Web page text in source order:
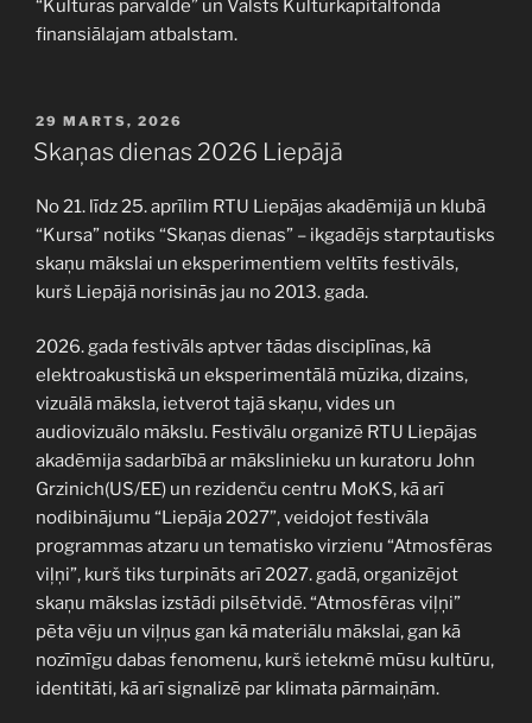
“Kultūras pārvalde” un Valsts Kultūrkapitālfonda
finansiālajam atbalstam.
PUBLICĒTS
29 MARTS, 2026
Skaņas dienas 2026 Liepājā
No 21. līdz 25. aprīlim RTU Liepājas akadēmijā un klubā
“Kursa” notiks “Skaņas dienas” – ikgadējs starptautisks
skaņu mākslai un eksperimentiem veltīts festivāls,
kurš Liepājā norisinās jau no 2013. gada.
2026. gada festivāls aptver tādas disciplīnas, kā
elektroakustiskā un eksperimentālā mūzika, dizains,
vizuālā māksla, ietverot tajā skaņu, vides un
audiovizuālo mākslu. Festivālu organizē RTU Liepājas
akadēmija sadarbībā ar mākslinieku un kuratoru John
Grzinich(US/EE) un rezidenču centru MoKS, kā arī
nodibinājumu “Liepāja 2027”, veidojot festivāla
programmas atzaru un tematisko virzienu “Atmosfēras
viļņi”, kurš tiks turpināts arī 2027. gadā, organizējot
skaņu mākslas izstādi pilsētvidē. “Atmosfēras viļņi”
pēta vēju un viļņus gan kā materiālu mākslai, gan kā
nozīmīgu dabas fenomenu, kurš ietekmē mūsu kultūru,
identitāti, kā arī signalizē par klimata pārmaiņām.